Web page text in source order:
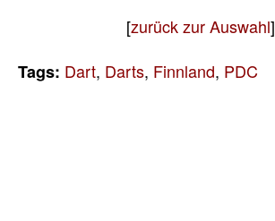
[zurück zur Auswahl]
Tags: Dart, Darts, Finnland, PDC